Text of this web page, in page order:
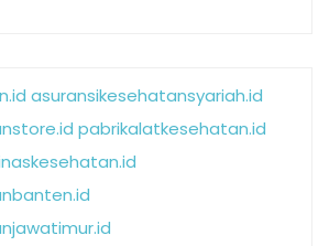
asuransikesehatansyariah.id
pabrikalatkesehatan.id